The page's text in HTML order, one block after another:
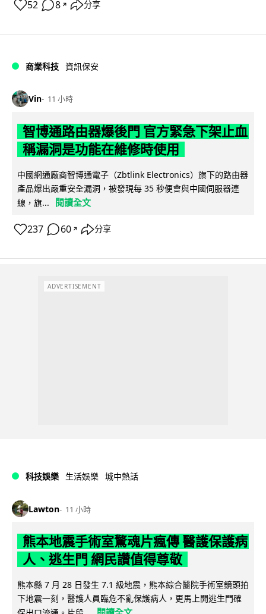
52 8 ↗ 分享
商業科技 資訊保安
Vin 11 小時
智博通路由器爆後門 官方緊急下架止血
稱漏洞是功能在維修時使用
中國網通廠商智博通電子（Zbtlink Electronics）旗下的路由器
產品爆出嚴重安全漏洞，被發現每 35 秒便會與中國伺服器連
線，旗...
閱讀全文
237 60 ↗ 分享
ADVERTISEMENT
科技娛樂 生活娛樂 城中熱話
Lawton 11 小時
熊本地震手術室驚魂片瘋傳 醫護保護病
人、逃生門 網民讚值得尊敬
熊本縣 7 月 28 日發生 7.1 級地震，熊本綜合醫院手術室鏡頭拍
下地震一刻，醫護人員臨危不亂保護病人，更馬上開逃生門確